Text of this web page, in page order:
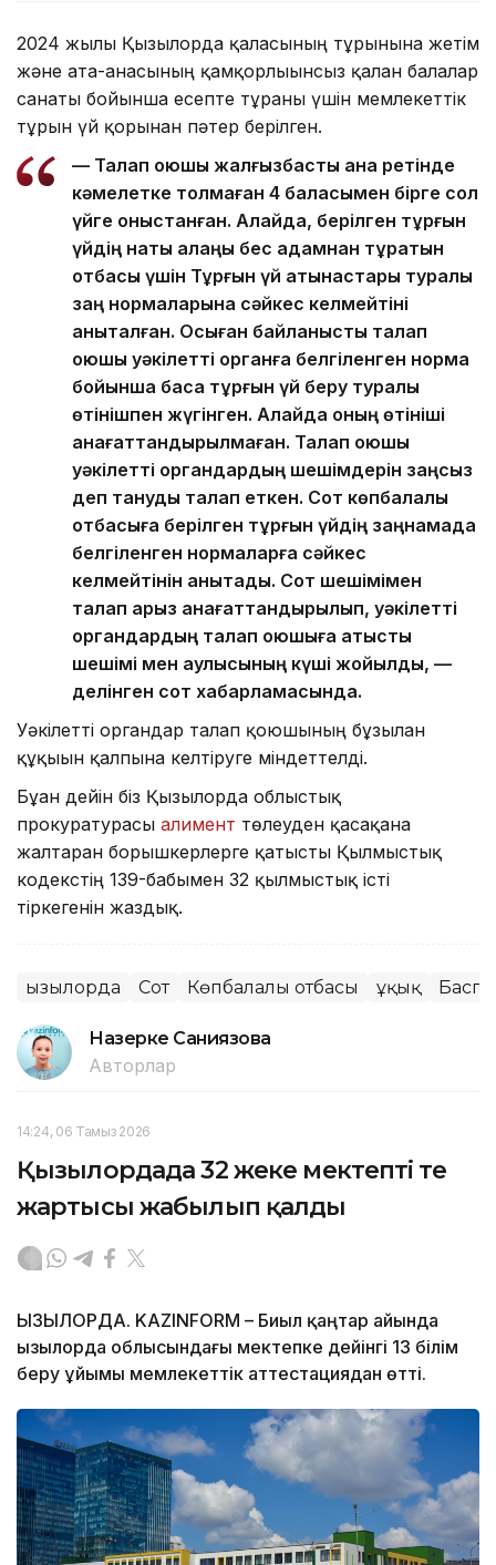
2024 жылы Қызылорда қаласының тұрғынына жетім
және ата-анасының қамқорлығынсыз қалған балалар
санаты бойынша есепте тұрғаны үшін мемлекеттік
тұрғын үй қорынан пәтер берілген.
— Талап қоюшы жалғызбасты ана ретінде
кәмелетке толмаған 4 баласымен бірге сол
үйге қоныстанған. Алайда, берілген тұрғын
үйдің нақты алаңы бес адамнан тұратын
отбасы үшін Тұрғын үй қатынастары туралы
заң нормаларына сәйкес келмейтіні
анықталған. Осыған байланысты талап
қоюшы уәкілетті органға белгіленген норма
бойынша басқа тұрғын үй беру туралы
өтінішпен жүгінген. Алайда оның өтініші
қанағаттандырылмаған. Талап қоюшы
уәкілетті органдардың шешімдерін заңсыз
деп тануды талап еткен. Сот көпбалалы
отбасыға берілген тұрғын үйдің заңнамада
белгіленген нормаларға сәйкес
келмейтінін анықтады. Сот шешімімен
талап арыз қанағаттандырылып, уәкілетті
органдардың талап қоюшыға қатысты
шешімі мен қаулысының күші жойылды, —
делінген сот хабарламасында.
Уәкілетті органдар талап қоюшының бұзылған
құқығын қалпына келтіруге міндеттелді.
Бұған дейін біз Қызылорда облыстық
прокуратурасы алимент төлеуден қасақана
жалтарған борышкерлерге қатысты Қылмыстық
кодекстің 139-бабымен 32 қылмыстық істі
тіркегенін жаздық.
Қызылорда Сот Көпбалалы отбасы Құқық
Назерке Саниязова
Авторлар
14:24, 06 Тамыз 2026
Қызылордада 32 жеке мектептің тең
жартысы жабылып қалды
ҚЫЗЫЛОРДА. KAZINFORM – Биыл қаңтар айында
Қызылорда облысындағы мектепке дейінгі 13 білім
беру ұйымы мемлекеттік аттестациядан өтті.